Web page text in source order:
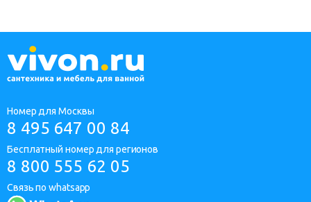
Номер для Москвы
8 495 647 00 84
Бесплатный номер для регионов
8 800 555 62 05
Связь по whatsapp